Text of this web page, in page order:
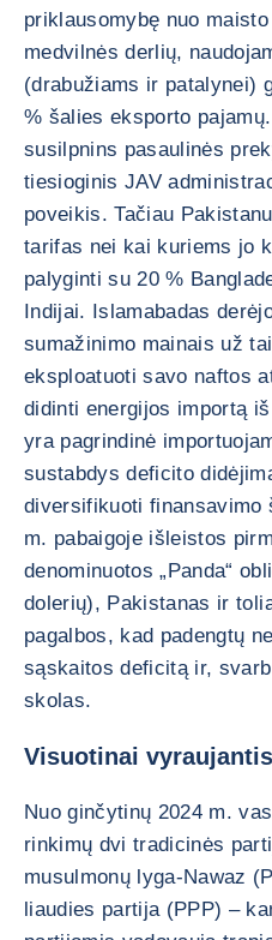
priklausomybę nuo
medvilnės derlių,
(drabužiams ir patalynei)
% šalies eksporto
susilpnins pasaulinės
tiesioginis JAV
poveikis. Tačiau
tarifas nei kai kuriems jo
palyginti su 20 %
Indijai. Islamabadas
sumažinimo mainais už
eksploatuoti savo naftos
didinti energijos importą
yra pagrindinė
sustabdys deficito
diversifikuoti finansavimo
m. pabaigoje išleistos
denominuotos „Panda“
dolerių), Pakistanas ir
pagalbos, kad padengtų
sąskaitos deficitą ir,
skolas.
Visuotinai
Nuo ginčytinų 2024 m.
rinkimų dvi tradicinės
musulmonų lyga-Nawaz
liaudies partija (PPP) –